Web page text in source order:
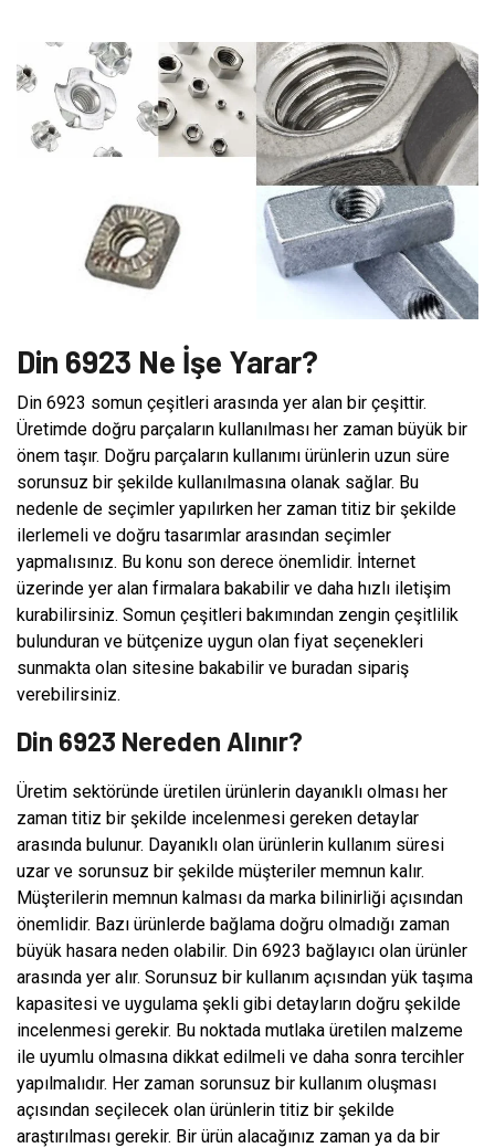
Din 6923 Ne İşe Yarar?
Din 6923 somun çeşitleri arasında yer alan bir çeşittir.
Üretimde doğru parçaların kullanılması her zaman büyük bir
önem taşır. Doğru parçaların kullanımı ürünlerin uzun süre
sorunsuz bir şekilde kullanılmasına olanak sağlar. Bu
nedenle de seçimler yapılırken her zaman titiz bir şekilde
ilerlemeli ve doğru tasarımlar arasından seçimler
yapmalısınız. Bu konu son derece önemlidir. İnternet
üzerinde yer alan firmalara bakabilir ve daha hızlı iletişim
kurabilirsiniz. Somun çeşitleri bakımından zengin çeşitlilik
bulunduran ve bütçenize uygun olan fiyat seçenekleri
sunmakta olan sitesine bakabilir ve buradan sipariş
verebilirsiniz.
Din 6923 Nereden Alınır?
Üretim sektöründe üretilen ürünlerin dayanıklı olması her
zaman titiz bir şekilde incelenmesi gereken detaylar
arasında bulunur. Dayanıklı olan ürünlerin kullanım süresi
uzar ve sorunsuz bir şekilde müşteriler memnun kalır.
Müşterilerin memnun kalması da marka bilinirliği açısından
önemlidir. Bazı ürünlerde bağlama doğru olmadığı zaman
büyük hasara neden olabilir. Din 6923 bağlayıcı olan ürünler
arasında yer alır. Sorunsuz bir kullanım açısından yük taşıma
kapasitesi ve uygulama şekli gibi detayların doğru şekilde
incelenmesi gerekir. Bu noktada mutlaka üretilen malzeme
ile uyumlu olmasına dikkat edilmeli ve daha sonra tercihler
yapılmalıdır. Her zaman sorunsuz bir kullanım oluşması
açısından seçilecek olan ürünlerin titiz bir şekilde
araştırılması gerekir. Bir ürün alacağınız zaman ya da bir